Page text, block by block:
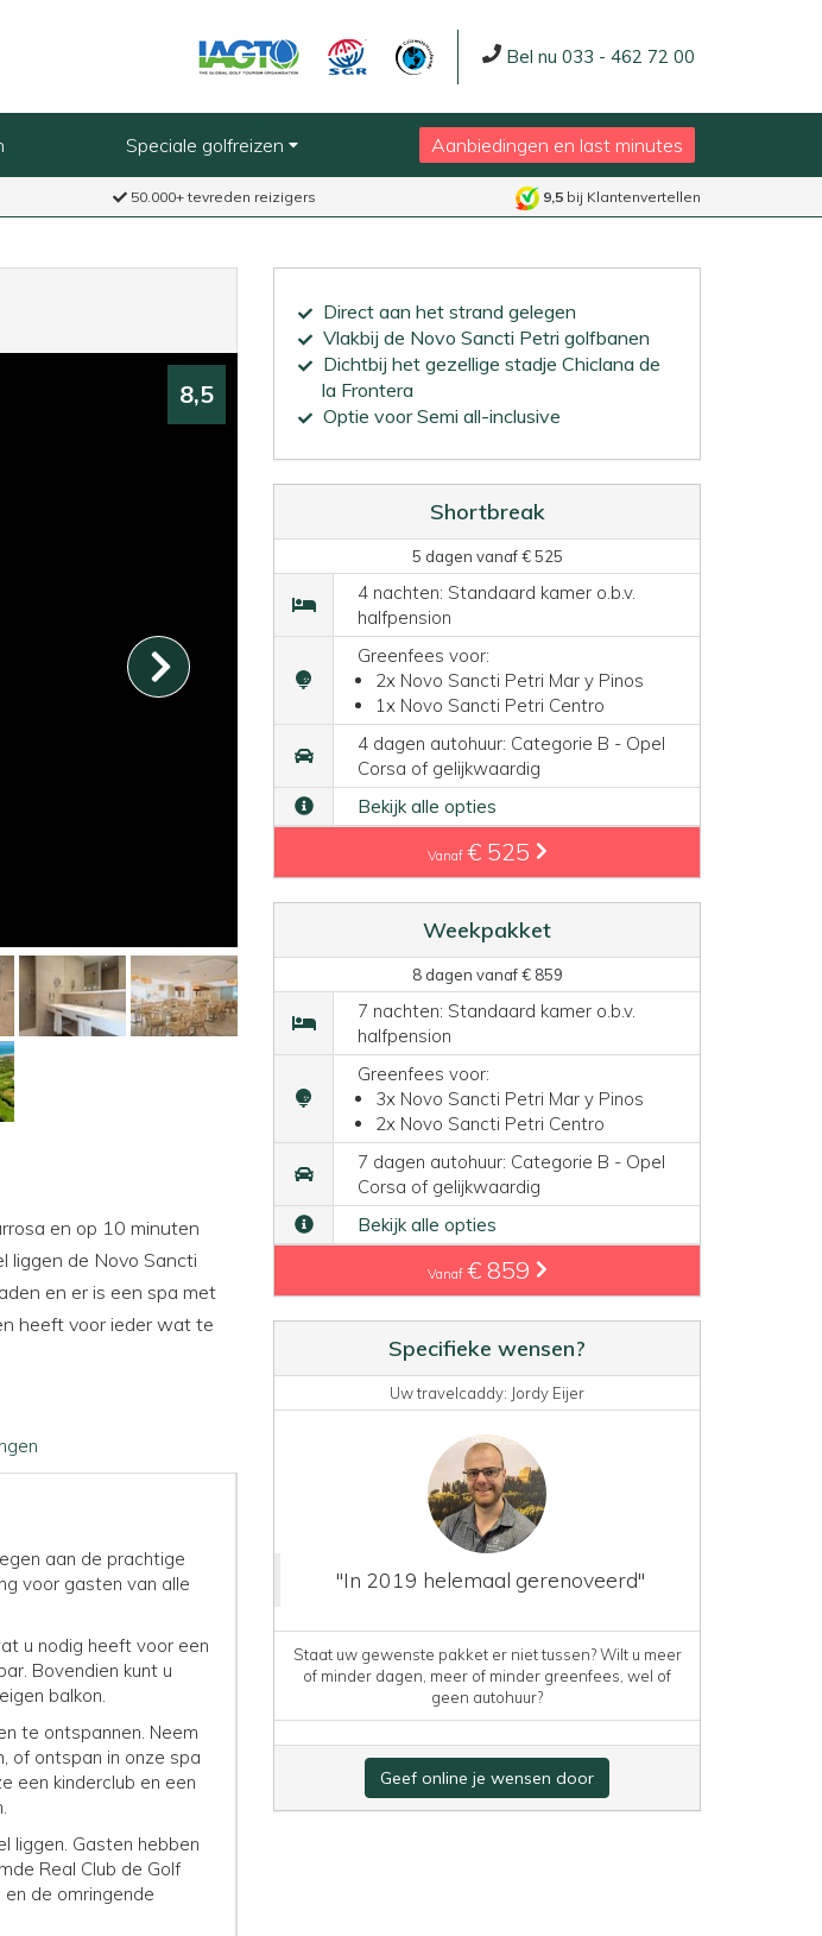
Bel nu 033 - 462 72 00
Speciale golfreizen Aanbiedingen en last minutes
50.000+ tevreden reizigers 9,5bij Klantenvertellen
8,5
en op 10 minuten
liggen de Novo Sancti
en er is een spa met
heeft voor ieder wat te
aan de prachtige
voor gasten van alle
u nodig heeft voor een
Bovendien kunt u
balkon.
te ontspannen. Neem
of ontspan in onze spa
een kinderclub en een
liggen. Gasten hebben
Real Club de Golf
de omringende
Direct aan het strand gelegen
Vlakbij de Novo Sancti Petri golfbanen
Dichtbij het gezellige stadje Chiclana de
la Frontera
Optie voor Semi all-inclusive
Shortbreak
5 dagen vanaf € 525
4 nachten: Standaard kamer o.b.v.
halfpension
Greenfees voor:
2x Novo Sancti Petri Mar y Pinos
1x Novo Sancti Petri Centro
4 dagen autohuur: Categorie B - Opel
Corsa of gelijkwaardig
Bekijk alle opties
Vanaf € 525
Weekpakket
8 dagen vanaf € 859
7 nachten: Standaard kamer o.b.v.
halfpension
Greenfees voor:
3x Novo Sancti Petri Mar y Pinos
2x Novo Sancti Petri Centro
7 dagen autohuur: Categorie B - Opel
Corsa of gelijkwaardig
Bekijk alle opties
Vanaf € 859
Specifieke wensen?
Uw travelcaddy: Jordy Eijer
"In 2019 helemaal gerenoveerd"
Staat uw gewenste pakket er niet tussen? Wilt u meer
of minder dagen, meer of minder greenfees, wel of
geen autohuur?
Geef online je wensen door